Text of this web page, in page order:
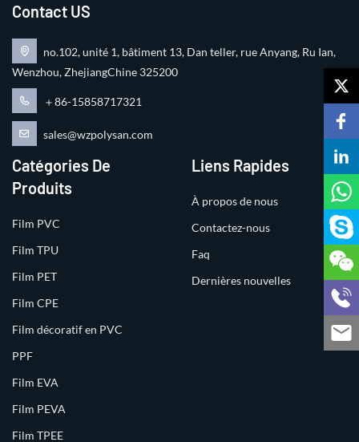
Contact US
no.102, unité 1, bâtiment 13, Dan teller, rue Anyang, Ru Ian,
Wenzhou, ZhejiangChine 325200
＋86-15858717321
sales@wzpolysan.com
Catégories De
Produits
Film PVC
Film TPU
Film PET
Film CPE
Film décoratif en PVC
PPF
Film EVA
Film PEVA
Film TPEE
Liens Rapides
À propos de nous
Contactez-nous
Faq
Dernières nouvelles